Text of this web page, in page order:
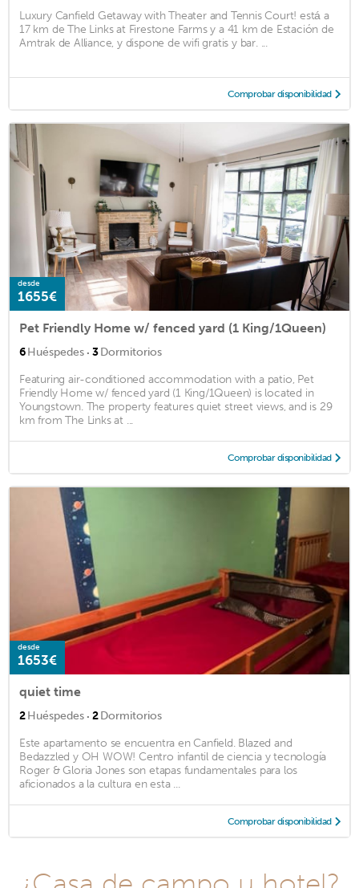
Luxury Canfield Getaway with Theater and Tennis Court! está a
17 km de The Links at Firestone Farms y a 41 km de Estación de
Amtrak de Alliance, y dispone de wifi gratis y bar. ...
Comprobar disponibilidad
desde
1655€
Pet Friendly Home w/ fenced yard (1 King/1Queen)
6Huéspedes · 3Dormitorios
Featuring air-conditioned accommodation with a patio, Pet
Friendly Home w/ fenced yard (1 King/1Queen) is located in
Youngstown. The property features quiet street views, and is 29
km from The Links at ...
Comprobar disponibilidad
desde
1653€
quiet time
2Huéspedes · 2Dormitorios
Este apartamento se encuentra en Canfield. Blazed and
Bedazzled y OH WOW! Centro infantil de ciencia y tecnología
Roger & Gloria Jones son etapas fundamentales para los
aficionados a la cultura en esta ...
Comprobar disponibilidad